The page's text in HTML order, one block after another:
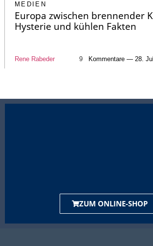
MEDIEN
Europa zwischen brennender
Hysterie und kühlen Fakten
Rene Rabeder 9 Kommentare — 28.
ZUM ONLINE-SHOP